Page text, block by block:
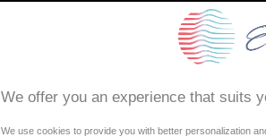
We offer you an experience that suits
We use cookies to provide you with better personalization